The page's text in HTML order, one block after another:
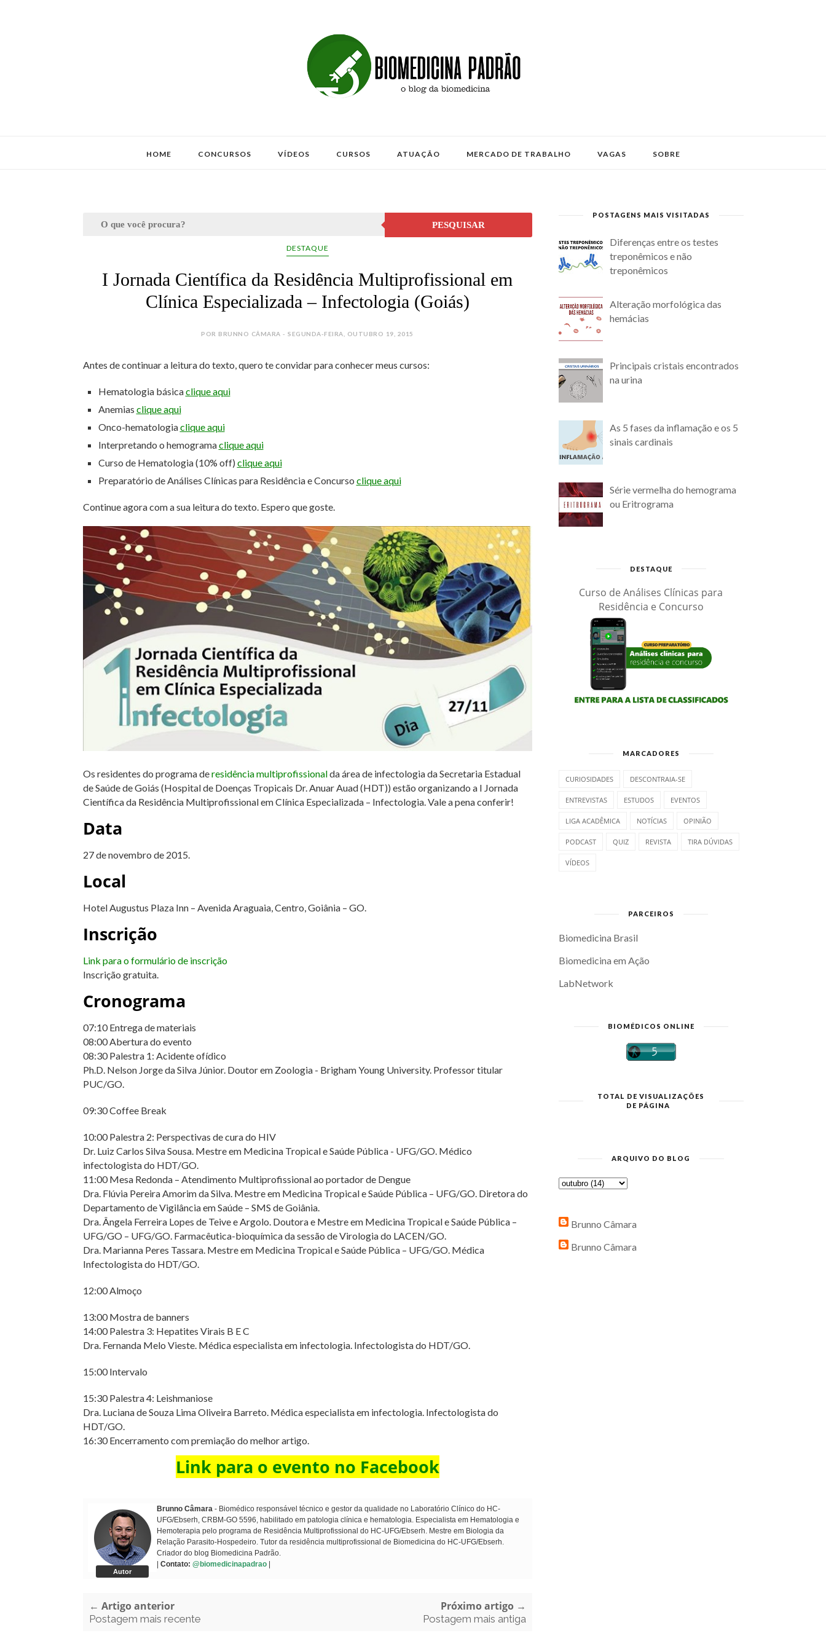
HOME CONCURSOS VÍDEOS CURSOS ATUAÇÃO MERCADO DE TRABALHO VAGAS SOBRE
PESQUISAR
DESTAQUE
I Jornada Científica da Residência Multiprofissional em
Clínica Especializada – Infectologia (Goiás)
POR BRUNNO CÂMARA - SEGUNDA-FEIRA, OUTUBRO 19, 2015
Antes de continuar a leitura do texto, quero te convidar para conhecer meus cursos:
Hematologia básicaclique aqui
Anemias clique aqui
Onco-hematologiaclique aqui
Interpretando o hemogramaclique aqui
Curso de Hematologia (10% off) clique aqui
Preparatório de Análises Clínicas para Residência e Concurso clique aqui
Continue agora com a sua leitura do texto. Espero que goste.
Os residentes do programa deresidência multiprofissionalda área de infectologia da Secretaria Estadual
de Saúde de Goiás (Hospital de Doenças Tropicais Dr. Anuar Auad (HDT)) estão organizando a I Jornada
Científica da Residência Multiprofissional em Clínica Especializada – Infectologia. Vale a pena conferir!
Data
27 de novembro de 2015.
Local
Hotel Augustus Plaza Inn – Avenida Araguaia, Centro, Goiânia – GO.
Inscrição
Link para o formulário de inscrição
Inscrição gratuita.
Cronograma
07:10 Entrega de materiais
08:00 Abertura do evento
08:30 Palestra 1: Acidente ofídico
Ph.D. Nelson Jorge da Silva Júnior. Doutor em Zoologia - Brigham Young University. Professor titular
PUC/GO.
09:30 Coffee Break
10:00 Palestra 2: Perspectivas de cura do HIV
Dr. Luiz Carlos Silva Sousa. Mestre em Medicina Tropical e Saúde Pública - UFG/GO. Médico
infectologista do HDT/GO.
11:00 Mesa Redonda – Atendimento Multiprofissional ao portador de Dengue
Dra. Flúvia Pereira Amorim da Silva. Mestre em Medicina Tropical e Saúde Pública – UFG/GO. Diretora do
Departamento de Vigilância em Saúde – SMS de Goiânia.
Dra. Ângela Ferreira Lopes de Teive e Argolo. Doutora e Mestre em Medicina Tropical e Saúde Pública –
UFG/GO – UFG/GO. Farmacêutica-bioquímica da sessão de Virologia do LACEN/GO.
Dra. Marianna Peres Tassara. Mestre em Medicina Tropical e Saúde Pública – UFG/GO. Médica
Infectologista do HDT/GO.
12:00 Almoço
13:00 Mostra de banners
14:00 Palestra 3: Hepatites Virais B E C
Dra. Fernanda Melo Vieste. Médica especialista em infectologia. Infectologista do HDT/GO.
15:00 Intervalo
15:30 Palestra 4: Leishmaniose
Dra. Luciana de Souza Lima Oliveira Barreto. Médica especialista em infectologia. Infectologista do
HDT/GO.
16:30 Encerramento com premiação do melhor artigo.
Link para o evento no Facebook
Autor
Brunno Câmara- Biomédico responsável técnico e gestor da qualidade no Laboratório Clínico do HC-
UFG/Ebserh, CRBM-GO 5596, habilitado em patologia clínica e hematologia. Especialista em Hematologia e
Hemoterapia pelo programa de Residência Multiprofissional do HC-UFG/Ebserh. Mestre em Biologia da
Relação Parasito-Hospedeiro. Tutor da residência multiprofissional de Biomedicina do HC-UFG/Ebserh.
Criador do blog Biomedicina Padrão.
Contato: @biomedicinapadrao
← Artigo anterior
Postagem mais recente
Próximo artigo →
Postagem mais antiga
POSTAGENS MAIS VISITADAS
Diferenças entre os testes
treponêmicos e não
treponêmicos
Alteração morfológica das
hemácias
Principais cristais encontrados
na urina
As 5 fases da inflamação e os 5
sinais cardinais
Série vermelha do hemograma
ou Eritrograma
DESTAQUE
Curso de Análises Clínicas para
Residência e Concurso
MARCADORES
CURIOSIDADES DESCONTRAIA-SE
ENTREVISTAS ESTUDOS EVENTOS
LIGA ACADÊMICA NOTÍCIAS OPINIÃO
PODCAST QUIZ REVISTA TIRA DÚVIDAS
VÍDEOS
PARCEIROS
Biomedicina Brasil
Biomedicina em Ação
LabNetwork
BIOMÉDICOS ONLINE
TOTAL DE VISUALIZAÇÕES
DE PÁGINA
ARQUIVO DO BLOG
Brunno Câmara
Brunno Câmara